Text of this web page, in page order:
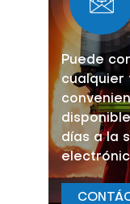
Puede
cualquier
días a la